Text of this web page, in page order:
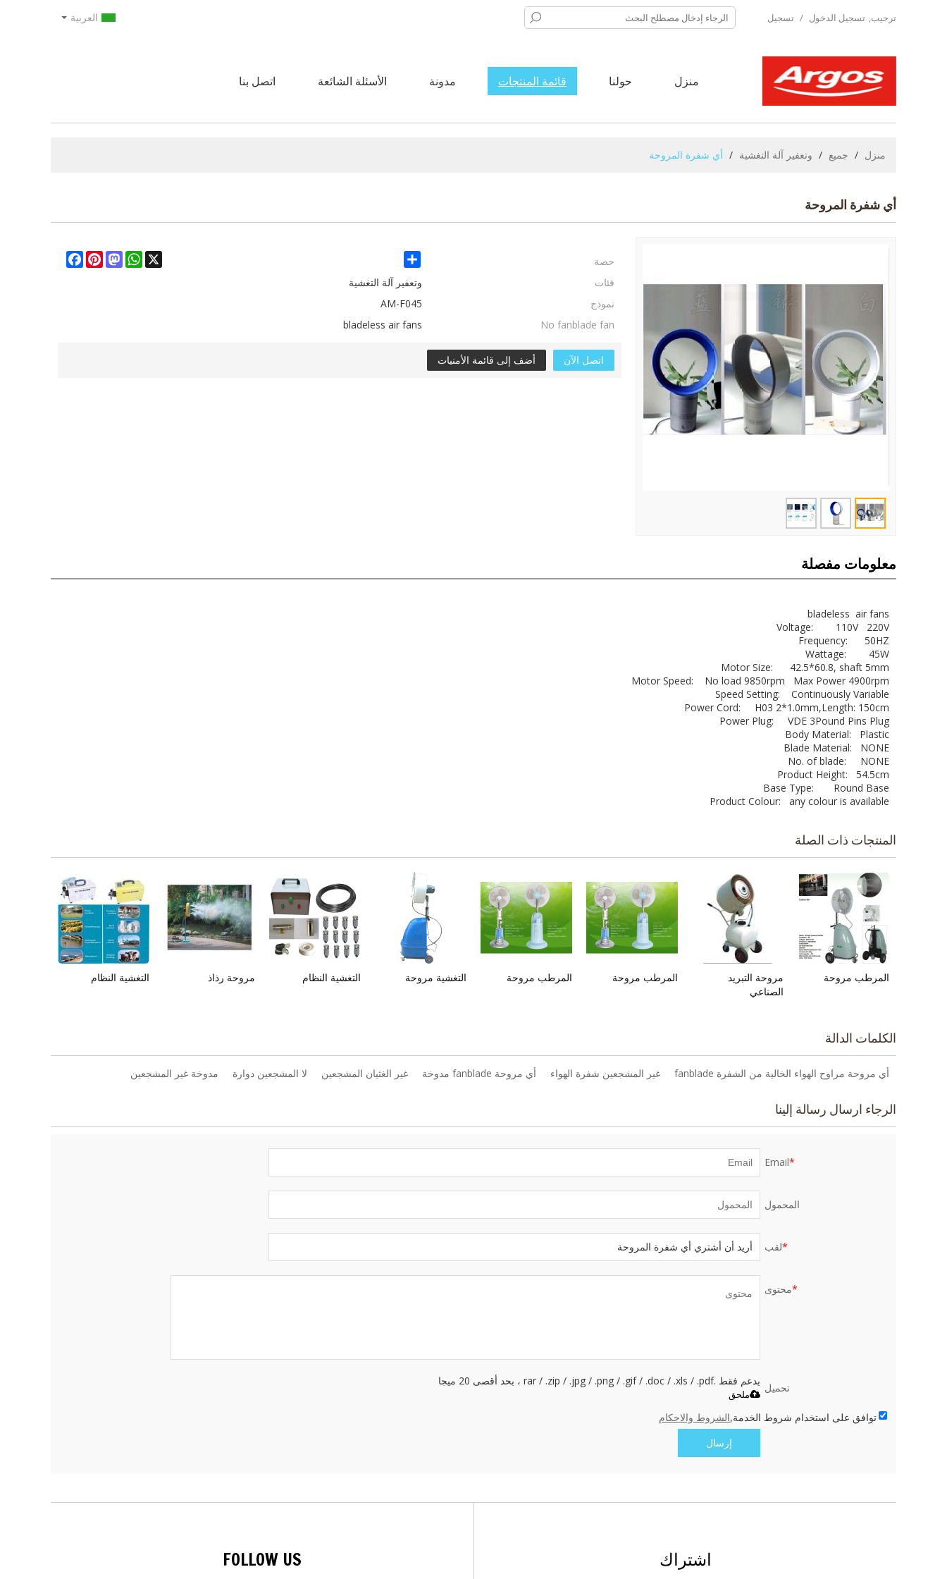
ترحيب, تسجيل الدخول / تسجيل العربية
منزل حولنا قائمة المنتجات مدونة الأسئلة الشائعة اتصل بنا
منزل / جميع / وتعفير آلة التغشية / أي شفرة المروحة
أي شفرة المروحة
حصة Share
FacebookPinterest
Mastodon
WhatsApp
X
فئات
وتعفير آلة التغشية
نموذج
AM-F045
No fanblade fan
bladeless air fans
اتصل الآن أضف إلى قائمة الأمنيات
معلومات مفصلة
bladeless air fans
Voltage: 110V 220V
Frequency: 50HZ
Wattage: 45W
Motor Size: 42.5*60.8, shaft 5mm
Motor Speed: No load 9850rpm Max Power 4900rpm
Speed Setting: Continuously Variable
Power Cord: H03 2*1.0mm,Length: 150cm
Power Plug: VDE 3Pound Pins Plug
Body Material: Plastic
Blade Material: NONE
No. of blade: NONE
Product Height: 54.5cm
Base Type: Round Base
Product Colour: any colour is available
المنتجات ذات الصلة
المرطب مروحة
مروحة التبريد
الصناعي
المرطب مروحة المرطب مروحة التغشية مروحة التغشية النظام مروحة رذاذ التغشية النظام
الكلمات الدالة
أي مروحة مراوح الهواء الخالية من الشفرة fanblade غير المشجعين شفرة الهواء أي مروحة fanblade مدوخة غير الغثيان المشجعين لا المشجعين دوارة مدوخة غير المشجعين
الرجاء ارسال رسالة إلينا
*
Email
المحمول
*لقب
*محتوى
تحميل
يدعم فقط .rar / .zip / .jpg / .png / .gif / .doc / .xls / .pdf ، بحد أقصى 20 ميجا
ملحق
توافق على استخدام شروط الخدمة,الشروط والاحكام
إرسال
اشتراك FOLLOW US